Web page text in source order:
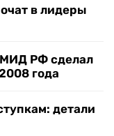
в лидеры
РФ сделал
года
детали